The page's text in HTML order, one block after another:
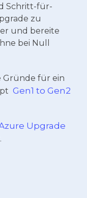
Schritt-für-
zu
und bereite
bei Null
Gründe für ein
Gen1 to Gen2
Upgrade